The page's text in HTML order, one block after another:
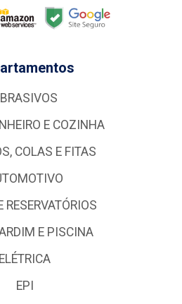
E COZINHA
COLAS E FITAS
RESERVATÓRIOS
E PISCINA
ELÉTRICA
EPI